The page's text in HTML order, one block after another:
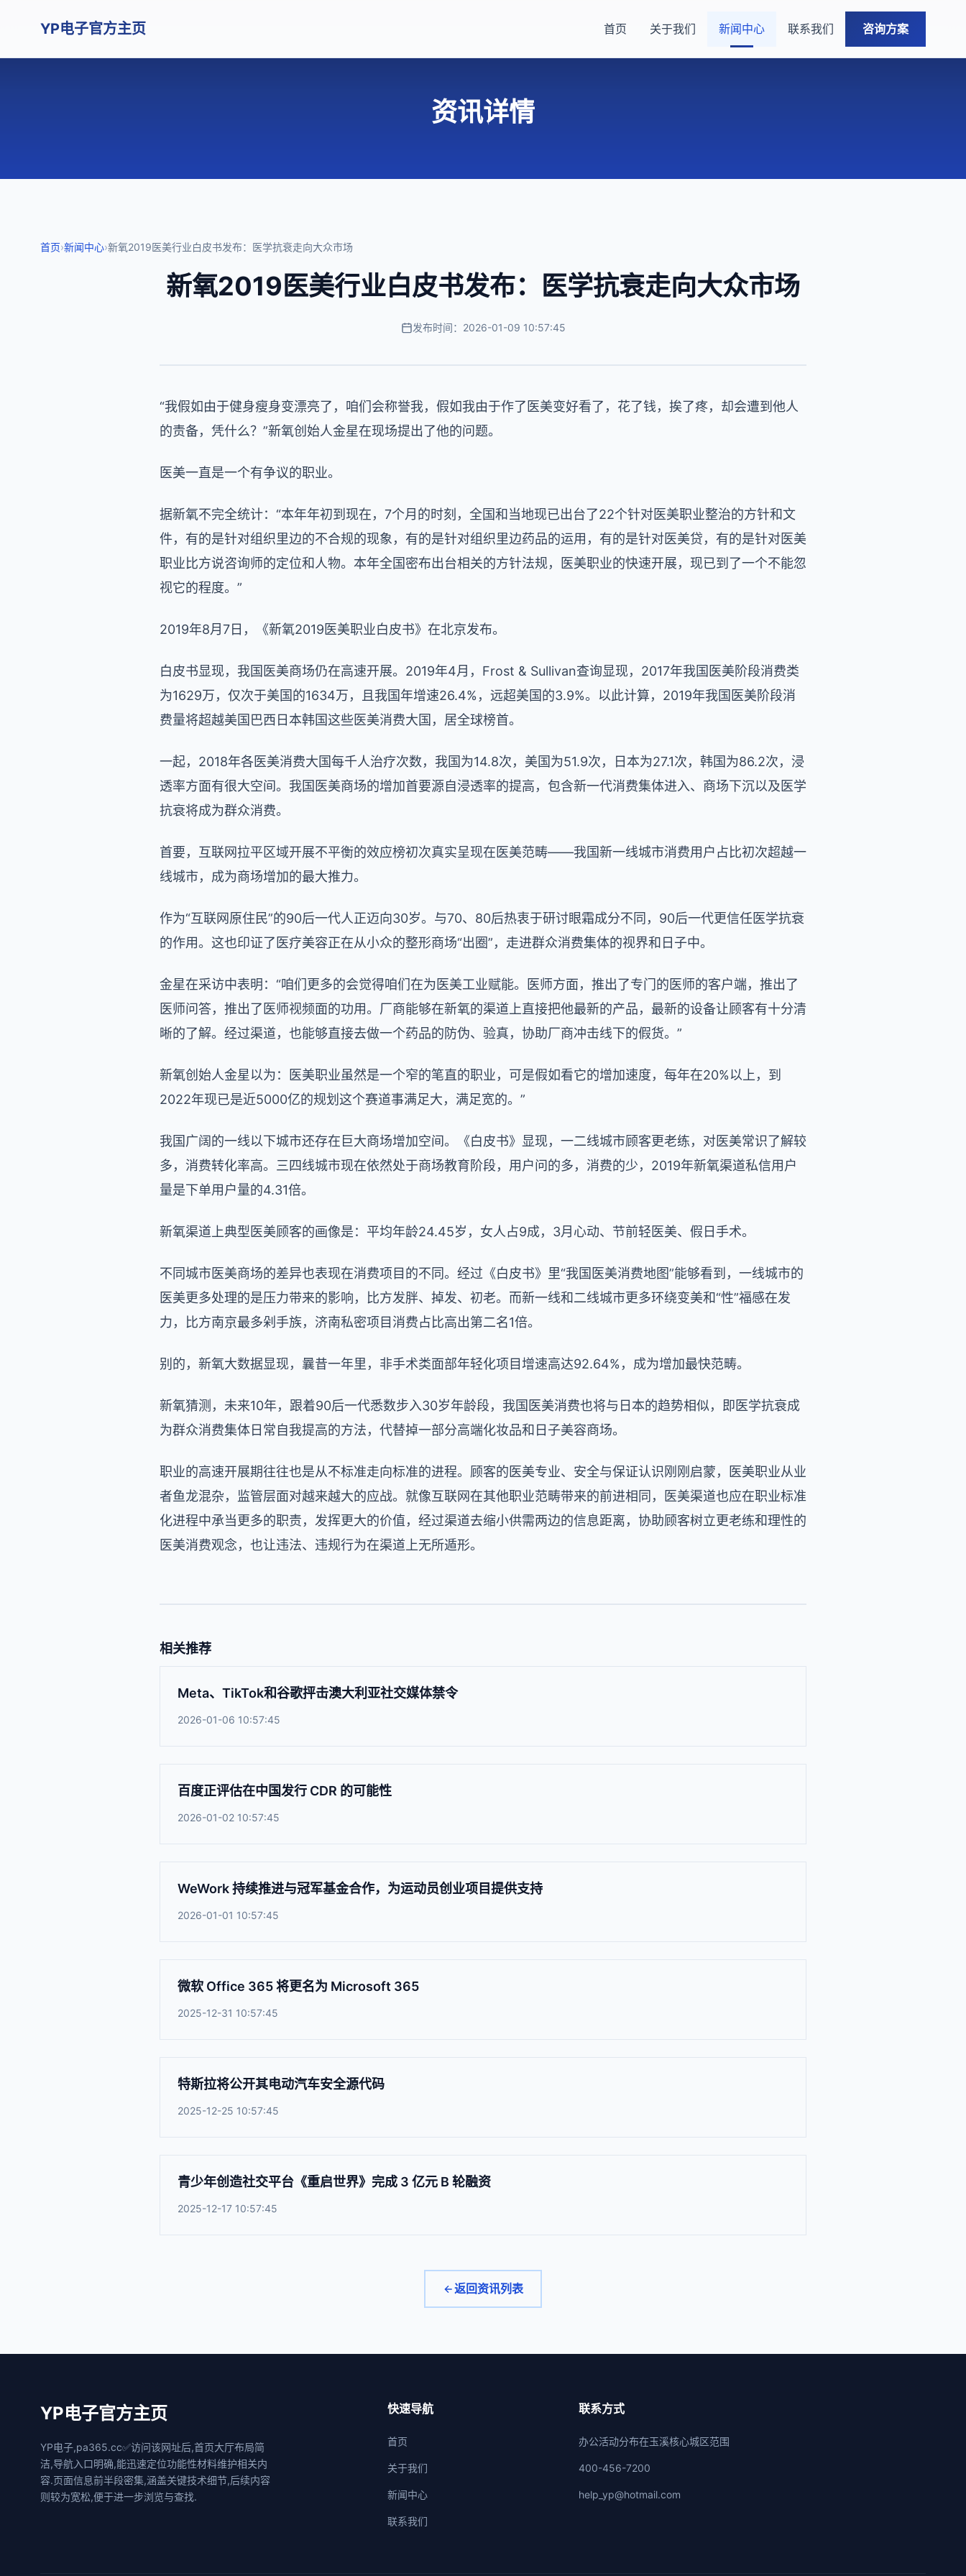
YP电子官方主页 首页 关于我们 新闻中心 联系我们 咨询方案
资讯详情
首页›新闻中心›新氧2019医美行业白皮书发布：医学抗衰走向大众市场
新氧2019医美行业白皮书发布：医学抗衰走向大众市场
发布时间：2026-01-09 10:57:45
“我假如由于健身瘦身变漂亮了，咱们会称誉我，假如我由于作了医美变好看了，花了钱，挨了疼，却会遭到他人
的责备，凭什么？”新氧创始人金星在现场提出了他的问题。
医美一直是一个有争议的职业。
据新氧不完全统计：“本年年初到现在，7个月的时刻，全国和当地现已出台了22个针对医美职业整治的方针和文
件，有的是针对组织里边的不合规的现象，有的是针对组织里边药品的运用，有的是针对医美贷，有的是针对医美
职业比方说咨询师的定位和人物。本年全国密布出台相关的方针法规，医美职业的快速开展，现已到了一个不能忽
视它的程度。”
2019年8月7日，《新氧2019医美职业白皮书》在北京发布。
白皮书显现，我国医美商场仍在高速开展。2019年4月，Frost & Sullivan查询显现，2017年我国医美阶段消费类
为1629万，仅次于美国的1634万，且我国年增速26.4%，远超美国的3.9%。以此计算，2019年我国医美阶段消
费量将超越美国巴西日本韩国这些医美消费大国，居全球榜首。
一起，2018年各医美消费大国每千人治疗次数，我国为14.8次，美国为51.9次，日本为27.1次，韩国为86.2次，浸
透率方面有很大空间。我国医美商场的增加首要源自浸透率的提高，包含新一代消费集体进入、商场下沉以及医学
抗衰将成为群众消费。
首要，互联网拉平区域开展不平衡的效应榜初次真实呈现在医美范畴——我国新一线城市消费用户占比初次超越一
线城市，成为商场增加的最大推力。
作为“互联网原住民”的90后一代人正迈向30岁。与70、80后热衷于研讨眼霜成分不同，90后一代更信任医学抗衰
的作用。这也印证了医疗美容正在从小众的整形商场“出圈”，走进群众消费集体的视界和日子中。
金星在采访中表明：“咱们更多的会觉得咱们在为医美工业赋能。医师方面，推出了专门的医师的客户端，推出了
医师问答，推出了医师视频面的功用。厂商能够在新氧的渠道上直接把他最新的产品，最新的设备让顾客有十分清
晰的了解。经过渠道，也能够直接去做一个药品的防伪、验真，协助厂商冲击线下的假货。”
新氧创始人金星以为：医美职业虽然是一个窄的笔直的职业，可是假如看它的增加速度，每年在20%以上，到
2022年现已是近5000亿的规划这个赛道事满足大，满足宽的。”
我国广阔的一线以下城市还存在巨大商场增加空间。《白皮书》显现，一二线城市顾客更老练，对医美常识了解较
多，消费转化率高。三四线城市现在依然处于商场教育阶段，用户问的多，消费的少，2019年新氧渠道私信用户
量是下单用户量的4.31倍。
新氧渠道上典型医美顾客的画像是：平均年龄24.45岁，女人占9成，3月心动、节前轻医美、假日手术。
不同城市医美商场的差异也表现在消费项目的不同。经过《白皮书》里“我国医美消费地图”能够看到，一线城市的
医美更多处理的是压力带来的影响，比方发胖、掉发、初老。而新一线和二线城市更多环绕变美和“性”福感在发
力，比方南京最多剁手族，济南私密项目消费占比高出第二名1倍。
别的，新氧大数据显现，曩昔一年里，非手术类面部年轻化项目增速高达92.64%，成为增加最快范畴。
新氧猜测，未来10年，跟着90后一代悉数步入30岁年龄段，我国医美消费也将与日本的趋势相似，即医学抗衰成
为群众消费集体日常自我提高的方法，代替掉一部分高端化妆品和日子美容商场。
职业的高速开展期往往也是从不标准走向标准的进程。顾客的医美专业、安全与保证认识刚刚启蒙，医美职业从业
者鱼龙混杂，监管层面对越来越大的应战。就像互联网在其他职业范畴带来的前进相同，医美渠道也应在职业标准
化进程中承当更多的职责，发挥更大的价值，经过渠道去缩小供需两边的信息距离，协助顾客树立更老练和理性的
医美消费观念，也让违法、违规行为在渠道上无所遁形。
相关推荐
Meta、TikTok和谷歌抨击澳大利亚社交媒体禁令
2026-01-06 10:57:45
百度正评估在中国发行 CDR 的可能性
2026-01-02 10:57:45
WeWork 持续推进与冠军基金合作，为运动员创业项目提供支持
2026-01-01 10:57:45
微软 Office 365 将更名为 Microsoft 365
2025-12-31 10:57:45
特斯拉将公开其电动汽车安全源代码
2025-12-25 10:57:45
青少年创造社交平台《重启世界》完成 3 亿元 B 轮融资
2025-12-17 10:57:45
返回资讯列表
YP电子官方主页
YP电子,pa365.cc✅访问该网址后,首页大厅布局简
洁,导航入口明确,能迅速定位功能性材料维护相关内
容.页面信息前半段密集,涵盖关键技术细节,后续内容
则较为宽松,便于进一步浏览与查找.
快速导航
首页
关于我们
新闻中心
联系我们
联系方式
办公活动分布在玉溪核心城区范围
400-456-7200
help_yp@hotmail.com